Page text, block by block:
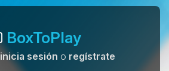
BoxToPlay
inicia sesión o regístrate